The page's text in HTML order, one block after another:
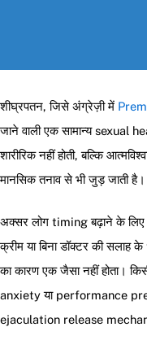
शीघ्रपतन, जिसे अंग्रेज़ी में
जाने वाली एक सामान्य sexual
शारीरिक नहीं होती, बल्कि
मानसिक तनाव से भी जुड़ जाती है।
अक्सर लोग timing बढ़ाने के लिए
क्रीम या बिना डॉक्टर की
का कारण एक जैसा नहीं होता।
anxiety या performance
ejaculation release